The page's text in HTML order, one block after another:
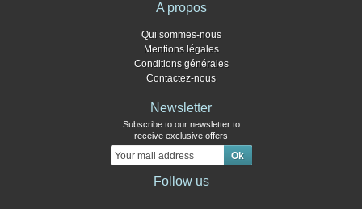
A propos
Qui sommes-nous
Mentions légales
Conditions générales
Contactez-nous
Newsletter
Subscribe to our newsletter to
receive exclusive offers
Follow us